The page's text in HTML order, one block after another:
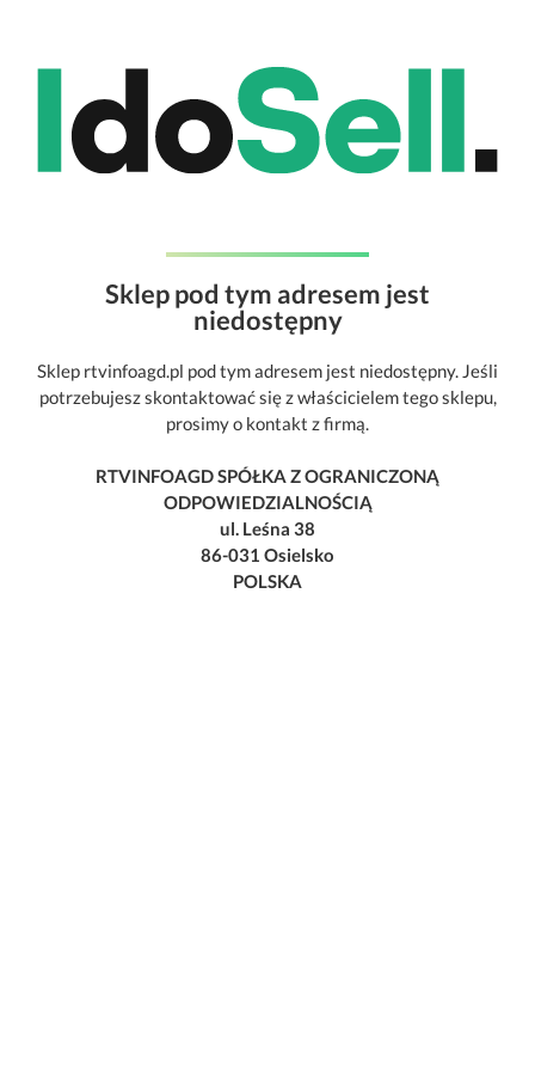
Sklep pod tym adresem jest
niedostępny
Sklep rtvinfoagd.pl pod tym adresem jest niedostępny. Jeśli
potrzebujesz skontaktować się z właścicielem tego sklepu,
prosimy o kontakt z firmą.
RTVINFOAGD SPÓŁKA Z OGRANICZONĄ
ODPOWIEDZIALNOŚCIĄ
ul. Leśna 38
86-031 Osielsko
POLSKA